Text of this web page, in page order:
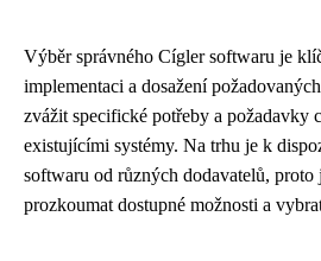
Výběr správného Cígler softwaru je
implementaci a dosažení
zvážit specifické potřeby a požadavky
existujícími systémy. Na trhu je k
softwaru od různých dodavatelů, proto
prozkoumat dostupné možnosti a